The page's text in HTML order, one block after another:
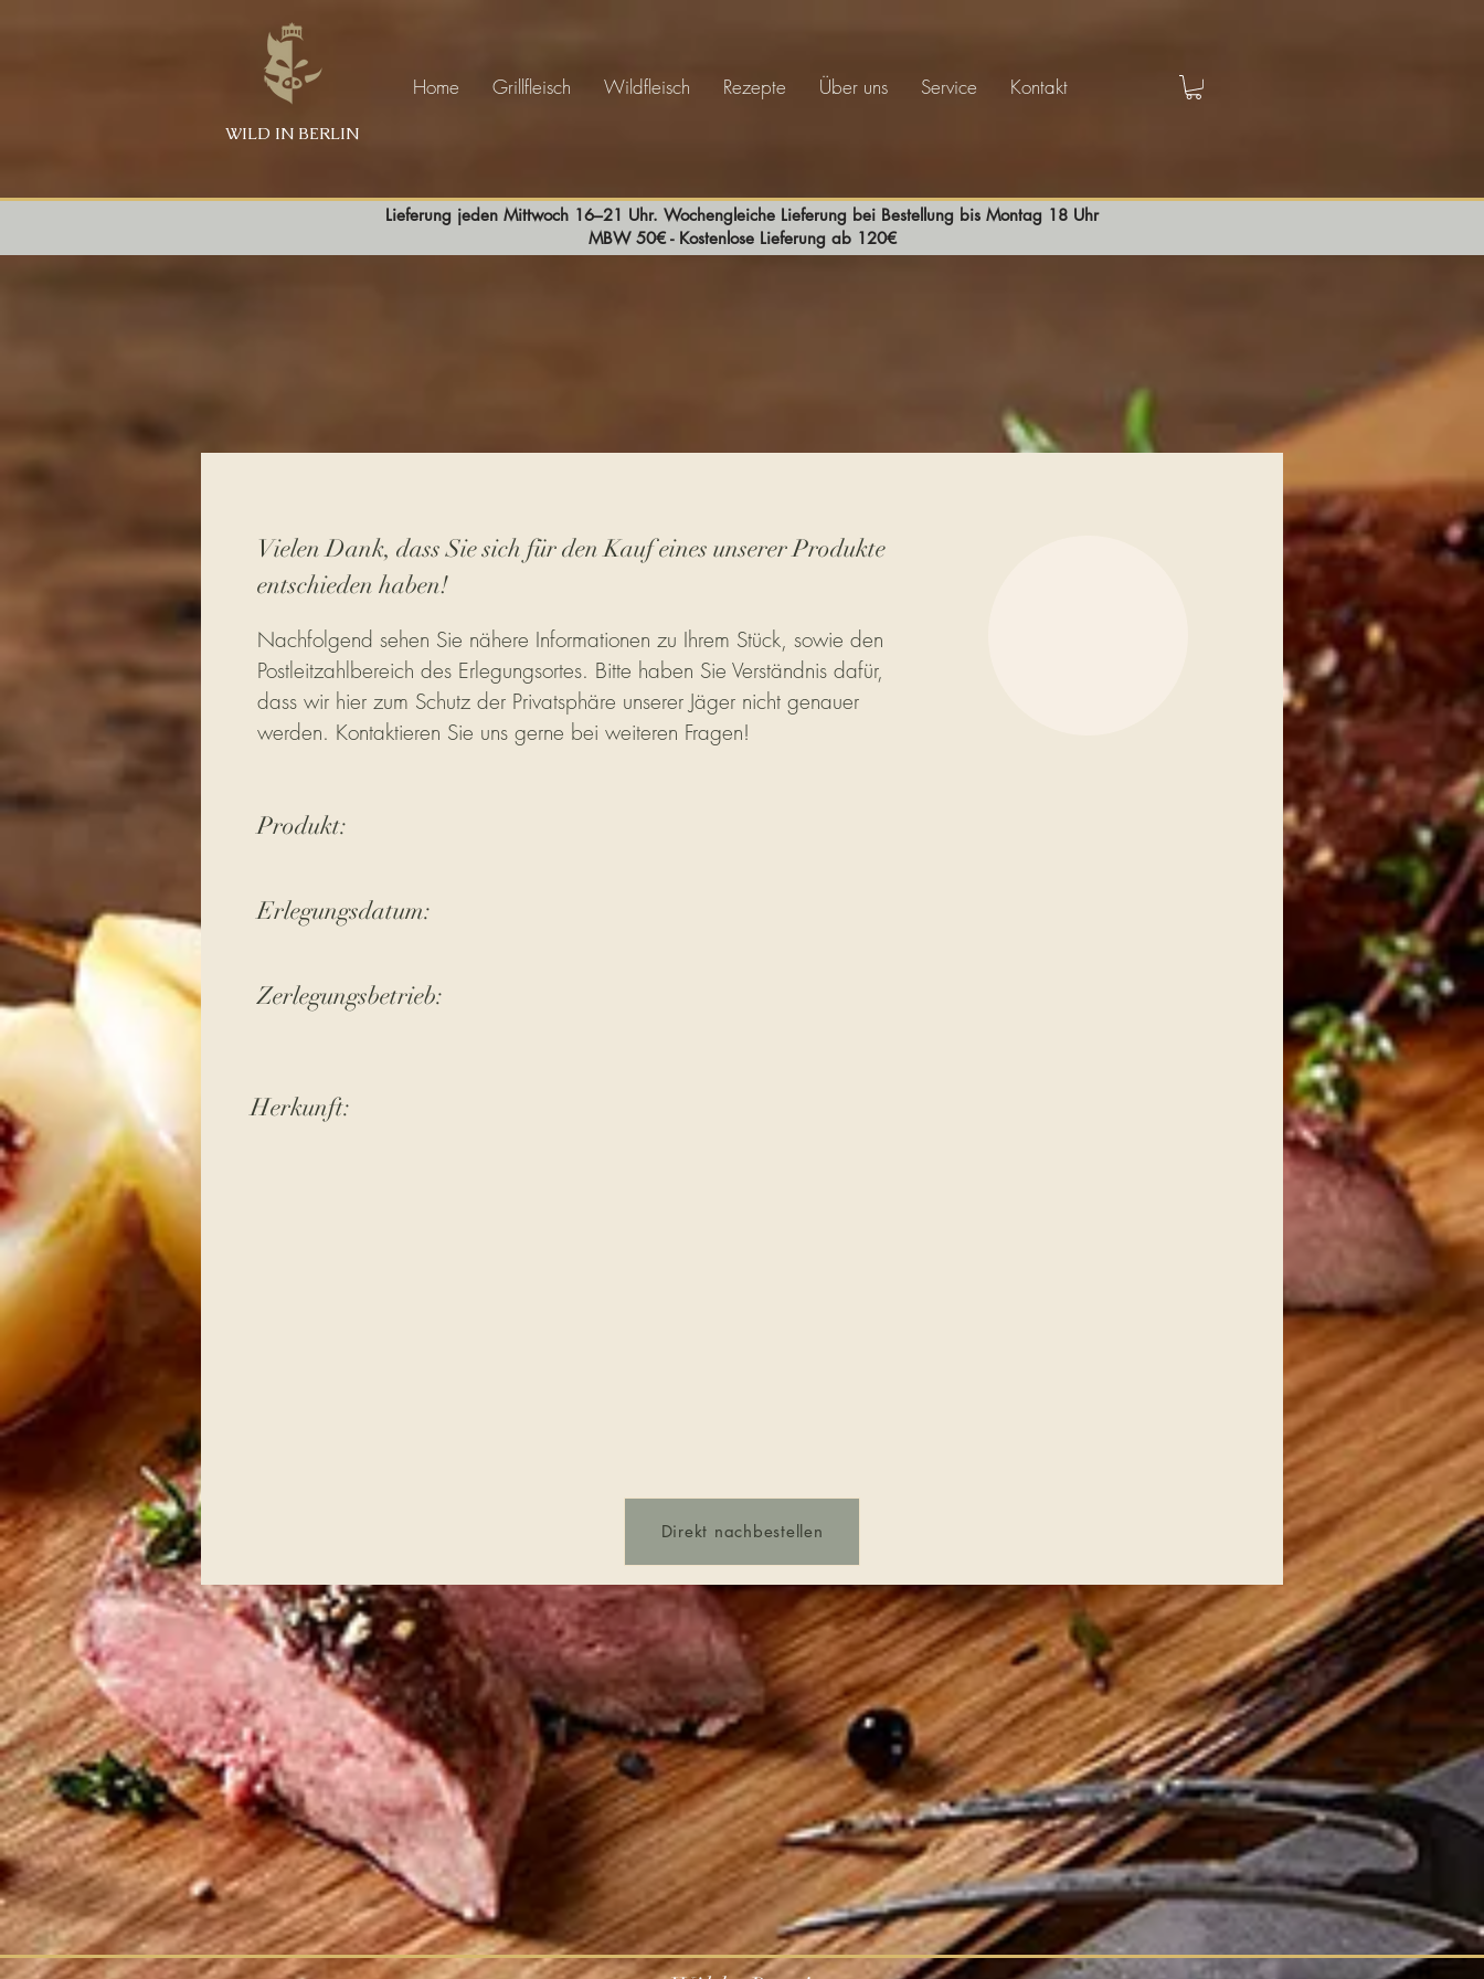
Home Grillfleisch Wildfleisch Rezepte Über uns Service Kontakt
WILD IN BERLIN
Lieferung jeden Mittwoch 16–21 Uhr. Wochengleiche Lieferung bei Bestellung bis Montag 18 Uhr
MBW 50€ - Kostenlose Lieferung ab 120€
Vielen Dank, dass Sie sich für den Kauf eines unserer Produkte
entschieden haben!
Nachfolgend sehen Sie nähere Informationen zu Ihrem Stück, sowie den
Postleitzahlbereich des Erlegungsortes. Bitte haben Sie Verständnis dafür,
dass wir hier zum Schutz der Privatsphäre unserer Jäger nicht genauer
werden. Kontaktieren Sie uns gerne bei weiteren Fragen!
Produkt:
Erlegungsdatum:
Zerlegungsbetrieb:
Herkunft:
Direkt nachbestellen